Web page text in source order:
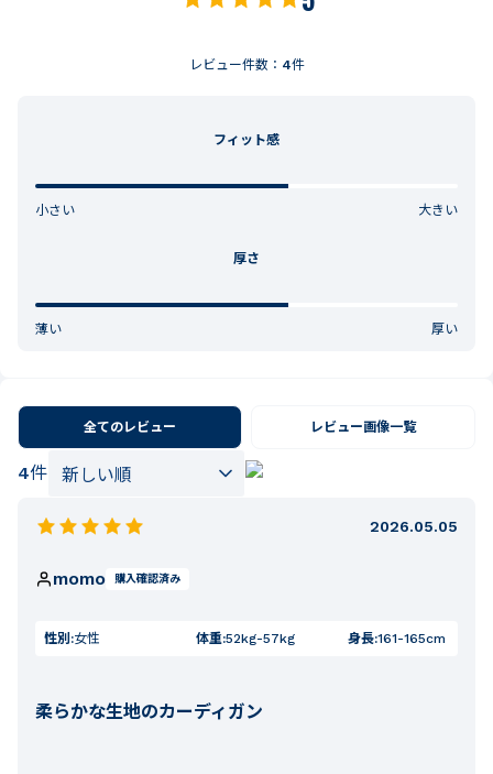
レビュー件数： 4件
フィット感
小さい 大きい
厚さ
薄い 厚い
全てのレビュー レビュー画像一覧
4件
2026.05.05
momo 購入確認済み
性別:女性 体重:52kg-57kg 身長:161-165cm
柔らかな生地のカーディガン